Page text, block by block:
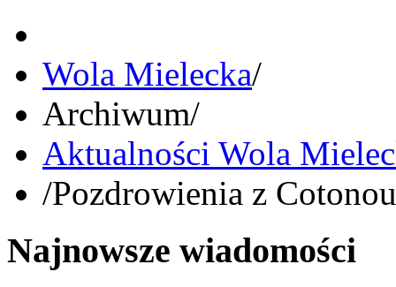
Wola Mielecka/
Archiwum/
Aktualności Wola
/Pozdrowienia z
Najnowsze wiadomości